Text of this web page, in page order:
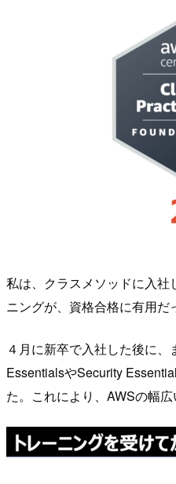
私は、クラスメソッドに入
ニングが、資格合格に有用だ
４月に新卒で入社した後に、
EssentialsやSecurity
た。これにより、AWSの幅広